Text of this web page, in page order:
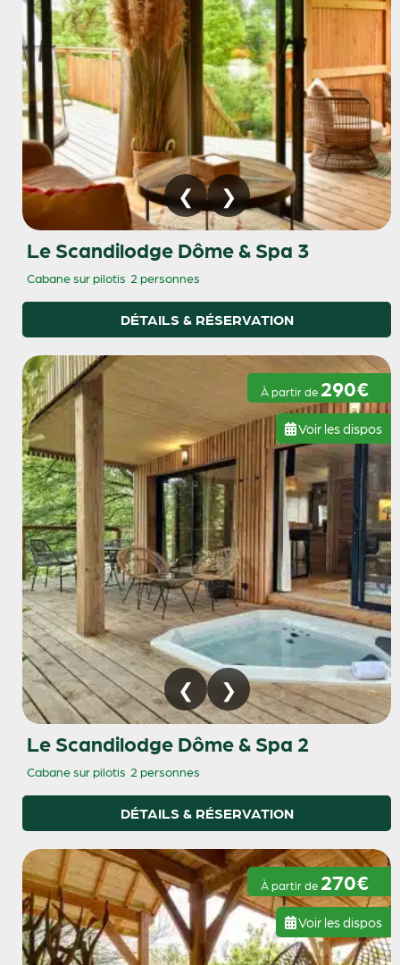
Le Scandilodge Dôme & Spa 3
Cabane sur pilotis 2 personnes
DÉTAILS & RÉSERVATION
À partir de 290€
Voir les dispos
Le Scandilodge Dôme & Spa 2
Cabane sur pilotis 2 personnes
DÉTAILS & RÉSERVATION
À partir de 270€
Voir les dispos